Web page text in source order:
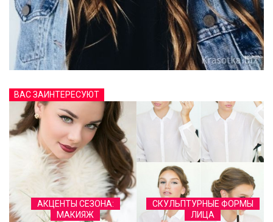
ВАС ЗАИНТЕРЕСУЮТ
АКЦЕНТЫ СЕЗОНА:
МАКИЯЖ
СКУЛЬПТУРНЫЕ ФОРМЫ
ЛИЦА